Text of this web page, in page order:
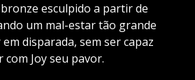
esculpido a partir de
um mal-estar tão grande
disparada, sem ser capaz
Joy seu pavor.